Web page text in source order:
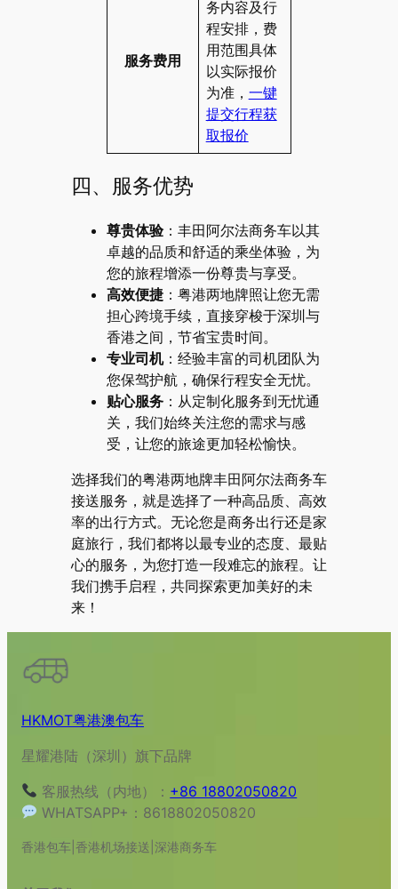
服务费用
务内容及行
程安排，费
用范围具体
以实际报价
为准， 一键
提交行程获
取报价
四、服务优势
尊贵体验：丰田阿尔法商务车以其
卓越的品质和舒适的乘坐体验，为
您的旅程增添一份尊贵与享受。
高效便捷：粤港两地牌照让您无需
担心跨境手续，直接穿梭于深圳与
香港之间，节省宝贵时间。
专业司机：经验丰富的司机团队为
您保驾护航，确保行程安全无忧。
贴心服务：从定制化服务到无忧通
关，我们始终关注您的需求与感
受，让您的旅途更加轻松愉快。
选择我们的粤港两地牌丰田阿尔法商务车
接送服务，就是选择了一种高品质、高效
率的出行方式。无论您是商务出行还是家
庭旅行，我们都将以最专业的态度、最贴
心的服务，为您打造一段难忘的旅程。让
我们携手启程，共同探索更加美好的未
来！
HKMOT粤港澳包车
星耀港陆（深圳）旗下品牌
客服热线（内地）： +86 18802050820
WHATSAPP+：8618802050820
香港包车|香港机场接送|深港商务车